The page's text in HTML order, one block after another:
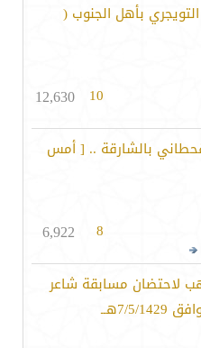
بأهل الجنوب (
10
12,630
بالشارقة .. [ أمس
8
6,922
لاحتضان مسابقة شاعر